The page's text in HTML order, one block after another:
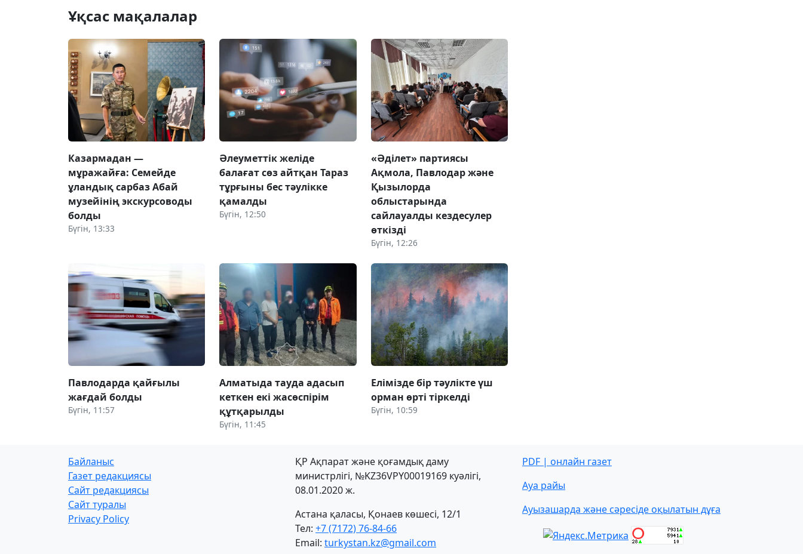
Ұқсас мақалалар
Казармадан —
мұражайға: Семейде
ұландық сарбаз Абай
музейінің экскурсоводы
болды
Бүгін, 13:33
Әлеуметтік желіде
балағат сөз айтқан Тараз
тұрғыны бес тәулікке
қамалды
Бүгін, 12:50
«Әділет» партиясы
Ақмола, Павлодар және
Қызылорда
облыстарында
сайлауалды кездесулер
өткізді
Бүгін, 12:26
Павлодарда қайғылы
жағдай болды
Бүгін, 11:57
Алматыда тауда адасып
кеткен екі жасөспірім
құтқарылды
Бүгін, 11:45
Елімізде бір тәулікте үш
орман өрті тіркелді
Бүгін, 10:59
Байланыс
Газет редакциясы
Сайт редакциясы
Сайт туралы
Privacy Policy
ҚР Ақпарат және қоғамдық даму
министрлігі, №KZ36VPY00019169 куәлігі,
08.01.2020 ж.
Астана қаласы, Қонаев көшесі, 12/1
Тел: +7 (7172) 76-84-66
Email: turkystan.kz@gmail.com
PDF | онлайн газет
Ауа райы
Ауызашарда және сәресіде оқылатын дұға